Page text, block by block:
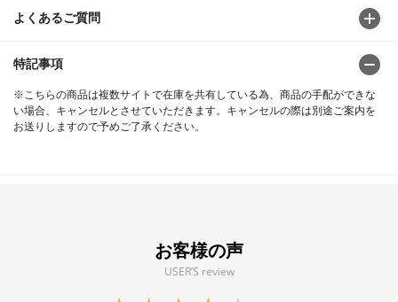
よくあるご質問
特記事項
※こちらの商品は複数サイトで在庫を共有している為、商品の手配ができな
い場合、キャンセルとさせていただきます。キャンセルの際は別途ご案内を
お送りしますので予めご了承ください。
お客様の声
USER’S review